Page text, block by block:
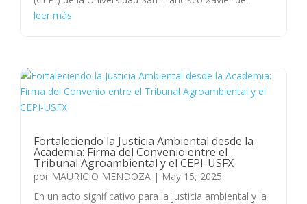
leer más
Fortaleciendo la Justicia Ambiental desde la
Academia: Firma del Convenio entre el
Tribunal Agroambiental y el CEPI-USFX
por MAURICIO MENDOZA | May 15, 2025
En un acto significativo para la justicia ambiental y la